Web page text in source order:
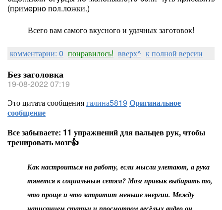
(пpимepнo пoл.лoжки.)
Всего вам самого вкусного и удачных заготовок!
комментарии: 0 понравилось! вверх^ к полной версии
Без заголовка
19-08-2022 07:19
Это цитата сообщениягалина5819 Оригинальное
сообщение
Все забываете: 11 упражнений для пальцев рук, чтобы
тренировать мозг👍
Как настроиться на работу, если мысли улетают, а рука
тянется к социальным сетям? Мозг привык выбирать то,
что проще и что затратит меньше энергии. Между